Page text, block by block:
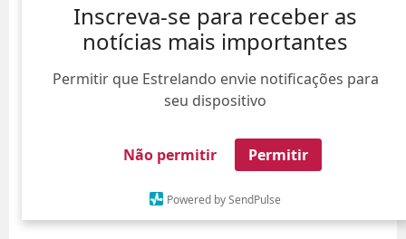
Inscreva-se para receber as
notícias mais importantes
Permitir que Estrelando envie notificações para
seu dispositivo
Não permitir Permitir
Powered by SendPulse